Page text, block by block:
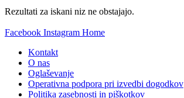
Rezultati za iskani niz ne obstajajo.
Facebook Instagram Home
Kontakt
O nas
Oglaševanje
Operativna podpora pri izvedbi dogodkov
Politika zasebnosti in piškotkov